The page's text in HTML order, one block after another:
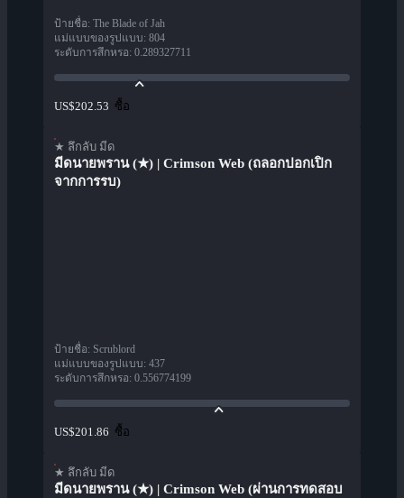
ป้ายชื่อ: The Blade of Jah
แม่แบบของรูปแบบ: 804
ระดับการสึกหรอ: 0.289327711
US$202.53 ซื้อ
★ ลึกลับ มีด
มีดนายพราน (★) | Crimson Web (ถลอกปอกเปิก
จากการรบ)
ป้ายชื่อ: Scrublord
แม่แบบของรูปแบบ: 437
ระดับการสึกหรอ: 0.556774199
US$201.86 ซื้อ
★ ลึกลับ มีด
มีดนายพราน (★) | Crimson Web (ผ่านการทดสอบ